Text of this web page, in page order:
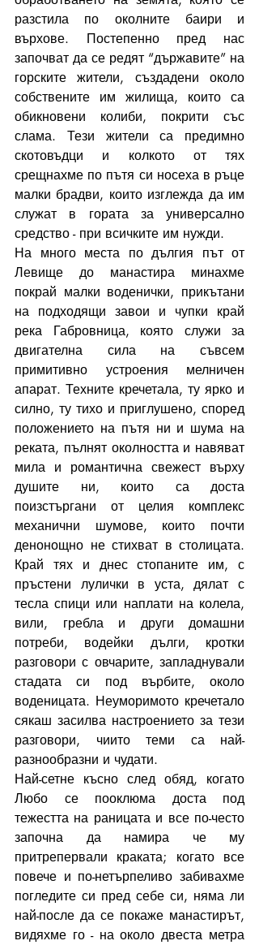
разстила по околните баири и
върхове. Постепенно пред нас
започват да се редят “държавите” на
горските жители, създадени около
собствените им жилища, които са
обикновени колиби, покрити със
слама. Тези жители са предимно
скотовъдци и колкото от тях
срещнахме по пътя си носеха в ръце
малки брадви, които изглежда да им
служат в гората за универсално
средство - при всичките им нужди.
На много места по дългия път от
Левище до манастира минахме
покрай малки воденички, прикътани
на подходящи завои и чупки край
река Габровница, която служи за
двигателна сила на съвсем
примитивно устроения мелничен
апарат. Техните кречетала, ту ярко и
силно, ту тихо и приглушено, според
положението на пътя ни и шума на
реката, пълнят околността и навяват
мила и романтична свежест върху
душите ни, които са доста
поизстъргани от целия комплекс
механични шумове, които почти
денонощно не стихват в столицата.
Край тях и днес стопаните им, с
пръстени лулички в уста, дялат с
тесла спици или наплати на колела,
вили, гребла и други домашни
потреби, водейки дълги, кротки
разговори с овчарите, запладнували
стадата си под върбите, около
воденицата. Неуморимото кречетало
сякаш засилва настроението за тези
разговори, чиито теми са най-
разнообразни и чудати.
Най-сетне късно след обяд, когато
Любо се пооклюма доста под
тежестта на раницата и все по-често
започна да намира че му
притрепервали краката; когато все
повече и по-нетърпеливо забивахме
погледите си пред себе си, няма ли
най-после да се покаже манастирът,
видяхме го - на около двеста метра